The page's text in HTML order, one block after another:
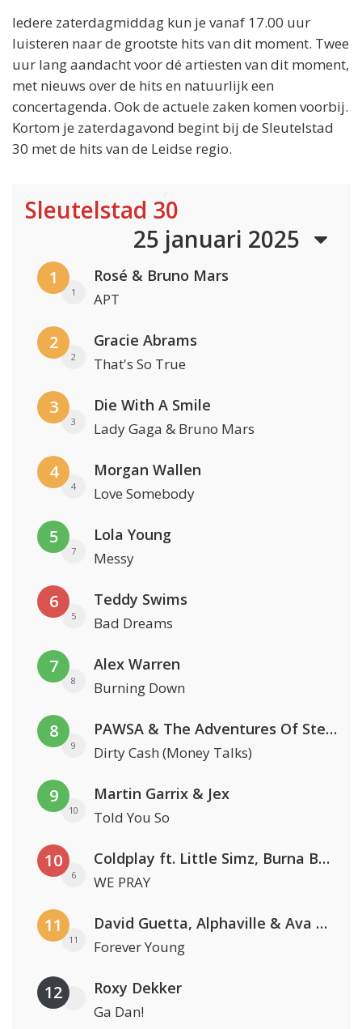
Iedere zaterdagmiddag kun je vanaf 17.00 uur
luisteren naar de grootste hits van dit moment. Twee
uur lang aandacht voor dé artiesten van dit moment,
met nieuws over de hits en natuurlijk een
concertagenda. Ook de actuele zaken komen voorbij.
Kortom je zaterdagavond begint bij de Sleutelstad
30 met de hits van de Leidse regio.
Sleutelstad 30
25 januari 2025
1
1
Rosé & Bruno Mars
APT
2
2
Gracie Abrams
That's So True
3
3
Die With A Smile
Lady Gaga & Bruno Mars
4
4
Morgan Wallen
Love Somebody
5
7
Lola Young
Messy
6
5
Teddy Swims
Bad Dreams
7
8
Alex Warren
Burning Down
8
9
PAWSA & The Adventures Of Stevie V
Dirty Cash (Money Talks)
9
10
Martin Garrix & Jex
Told You So
10
6
Coldplay ft. Little Simz, Burna Boy, Elyanna & Tini
WE PRAY
11
11
David Guetta, Alphaville & Ava Max
Forever Young
12 Roxy Dekker
Ga Dan!